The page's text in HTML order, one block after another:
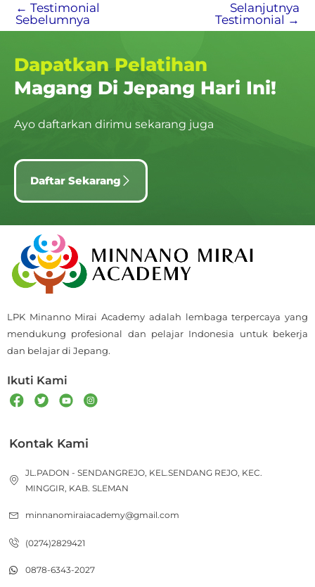
← Testimonial
Sebelumnya
Selanjutnya
Testimonial →
Dapatkan Pelatihan
Magang Di Jepang Hari Ini!
Ayo daftarkan dirimu sekarang juga
Daftar Sekarang
LPK Minanno Mirai Academy adalah lembaga terpercaya yang
mendukung profesional dan pelajar Indonesia untuk bekerja
dan belajar di Jepang.
Ikuti Kami
Kontak Kami
JL.PADON - SENDANGREJO, KEL.SENDANG REJO, KEC.
MINGGIR, KAB. SLEMAN
minnanomiraiacademy@gmail.com
(0274)2829421
0878-6343-2027